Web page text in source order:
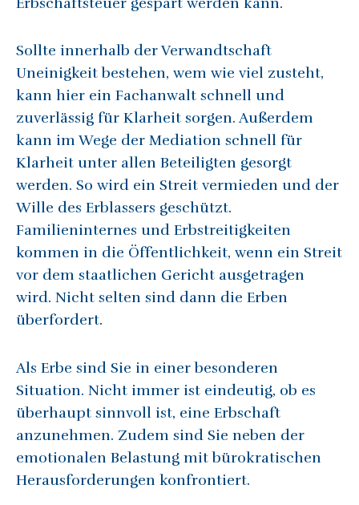
Sollte innerhalb der Verwandtschaft
Uneinigkeit bestehen, wem wie viel zusteht,
kann hier ein Fachanwalt schnell und
zuverlässig für Klarheit sorgen. Außerdem
kann im Wege der Mediation schnell für
Klarheit unter allen Beteiligten gesorgt
werden. So wird ein Streit vermieden und der
Wille des Erblassers geschützt.
Familieninternes und Erbstreitigkeiten
kommen in die Öffentlichkeit, wenn ein Streit
vor dem staatlichen Gericht ausgetragen
wird. Nicht selten sind dann die Erben
überfordert.
Als Erbe sind Sie in einer besonderen
Situation. Nicht immer ist eindeutig, ob es
überhaupt sinnvoll ist, eine Erbschaft
anzunehmen. Zudem sind Sie neben der
emotionalen Belastung mit bürokratischen
Herausforderungen konfrontiert.